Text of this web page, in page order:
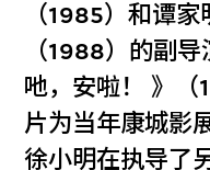
（1985）和谭家
（1988）的副
吔，安啦！ 》（
片为当年康城影
徐小明在执导了